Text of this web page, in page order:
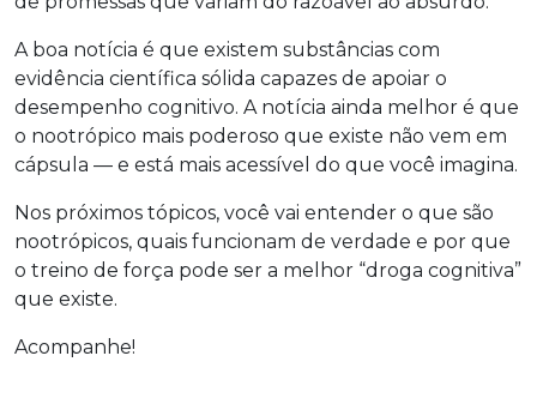
A boa notícia é que existem substâncias com
evidência científica sólida capazes de apoiar o
desempenho cognitivo. A notícia ainda melhor é que
o nootrópico mais poderoso que existe não vem em
cápsula — e está mais acessível do que você imagina.
Nos próximos tópicos, você vai entender o que são
nootrópicos, quais funcionam de verdade e por que
o treino de força pode ser a melhor “droga cognitiva”
que existe.
Acompanhe!